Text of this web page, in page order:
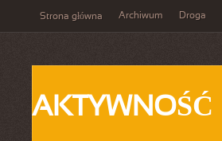
Strona główna Archiwum Droga
AKTYWNOŚĆ